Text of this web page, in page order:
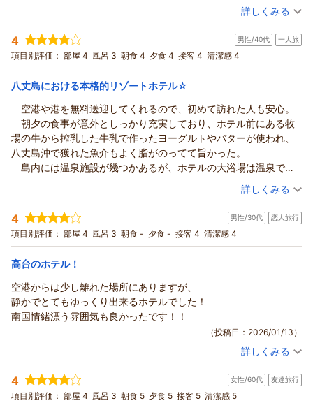
また隣室の騒音につきましても、よくご意見を頂戴するところ
であり、改善に至らない点については重ねてお詫び申し上げま
す。
屋上からの景観は後ろに八丈富士、前は太平洋と自然をご満喫
頂けたかと存じます。朝食バイキングはジャージー牛特有の濃
厚な乳製品をはじめとして、島の特産品も召し上がれますので
す。
またのご来島をスタッフ一同心よりお待ち申し上げておりま
す。
（返信日：2026/02/12）
（投稿日：2026/01/31）
宿泊時期： 2026年01月宿泊 (一人旅)
投稿者： マアさん(男性/60代)
宿泊プラン： ～八丈島の旬の食材満載♪～料理長おまかせの創作和会席が楽
しめる！宿泊プラン【２食付】
ツイン 朝・夕
宿泊価格帯： 17,001～18,000円(大人一人あたり/税込)
リードパークリゾート八丈島からの返信
この度は当ホテルをご利用いただき誠にありがとうございま
す。
ホテルの夕食や露天風呂をお褒め頂きスタッフ一同大変嬉しく
思い、励みになります。
八丈島の豊富な食材をお楽しみ頂けたかと存じます。
またのご来島を心よりお待ち申し上げております。
（返信日：2026/02/01）
詳しくみる
4 男性/40代 一人旅
項目別評価： 部屋 4 風呂 3 朝食 4 夕食 4 接客 4 清潔感 4
八丈島における本格的リゾートホテル☆
空港や港を無料送迎してくれるので、初めて訪れた人も安心。
朝夕の食事が意外としっかり充実しており、ホテル前にある牧
場の牛から搾乳した牛乳で作ったヨーグルトやバターが使われ、
八丈島沖で獲れた魚介もよく脂がのってて旨かった。
島内には温泉施設が幾つかあるが、ホテルの大浴場は温泉では
なく沸かし湯だったのが、唯一の残念ポイントかな。（投稿日：2026/01/14）
宿泊時期： 2026年01月宿泊 (一人旅)
投稿者： 回収屋さん
宿泊プラン： ～八丈島の旬の食材満載♪～料理長おまかせの創作和会席が楽
しめる！宿泊プラン【２食付】
ツイン 朝・夕
宿泊価格帯： 17,001～18,000円(大人一人あたり/税込)
リードパークリゾート八丈島からの返信
この度は当ホテルをご利用頂き誠にありがとうございます。
食事内容をお褒め頂き、スタッフ一同大変励みになります。あ
温泉は島の南部しか湧出していないようで、残念ながら沸かし
湯となっております。
またのご来島を心よりお待ち申し上げております。
（返信日：2026/01/16）
詳しくみる
4 男性/30代 恋人旅行
項目別評価： 部屋 4 風呂 3 朝食 - 夕食 - 接客 4 清潔感 4
高台のホテル！
空港からは少し離れた場所にありますが、
静かでとてもゆっくり出来るホテルでした！
南国情緒漂う雰囲気も良かったです！！
（投稿日：2026/01/13）
投稿者： noirさん(男性/30代)
宿泊プラン： 【じゃらんスペシャルウィーク】11月♪食事のついていないシ
ンプルステイ～宿泊プラン【素泊まり】
ツイン 食事なし
詳しくみる
4 女性/60代 友達旅行
項目別評価： 部屋 4 風呂 3 朝食 5 夕食 5 接客 5 清潔感 5